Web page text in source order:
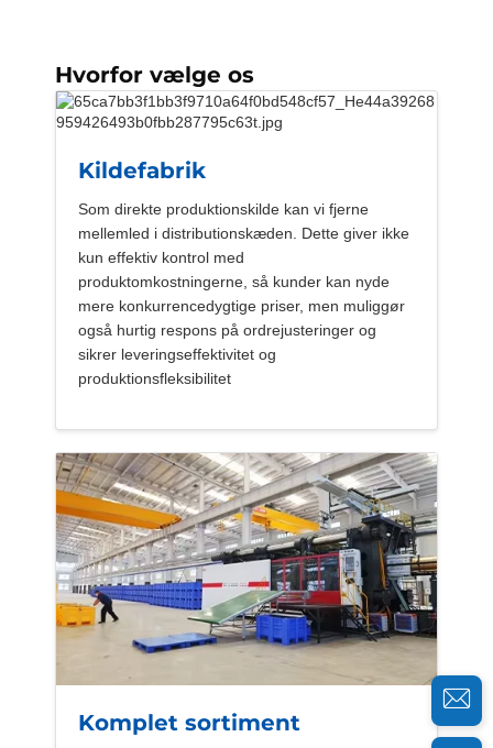
Hvorfor vælge os
Kildefabrik
Som direkte produktionskilde kan vi fjerne
mellemled i distributionskæden. Dette giver ikke
kun effektiv kontrol med
produktomkostningerne, så kunder kan nyde
mere konkurrencedygtige priser, men muliggør
også hurtig respons på ordrejusteringer og
sikrer leveringseffektivitet og
produktionsfleksibilitet
Komplet sortiment